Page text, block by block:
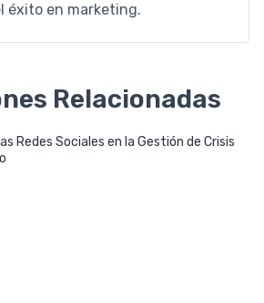
éxito en marketing.
Relacionadas